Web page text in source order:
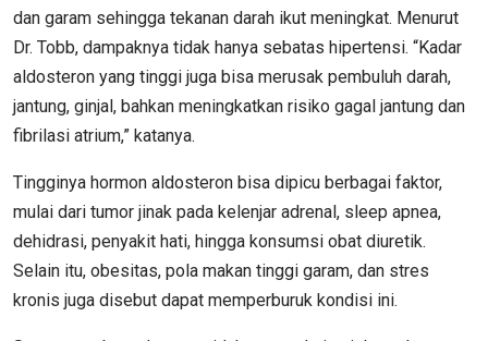
dan garam sehingga tekanan darah ikut meningkat. Menurut
Dr. Tobb, dampaknya tidak hanya sebatas hipertensi. “Kadar
aldosteron yang tinggi juga bisa merusak pembuluh darah,
jantung, ginjal, bahkan meningkatkan risiko gagal jantung dan
fibrilasi atrium,” katanya.
Tingginya hormon aldosteron bisa dipicu berbagai faktor,
mulai dari tumor jinak pada kelenjar adrenal, sleep apnea,
dehidrasi, penyakit hati, hingga konsumsi obat diuretik.
Selain itu, obesitas, pola makan tinggi garam, dan stres
kronis juga disebut dapat memperburuk kondisi ini.